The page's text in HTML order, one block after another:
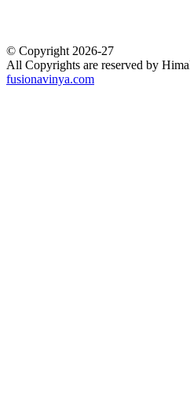
© Copyright 2026-27
All Copyrights are reserved by
fusionavinya.com